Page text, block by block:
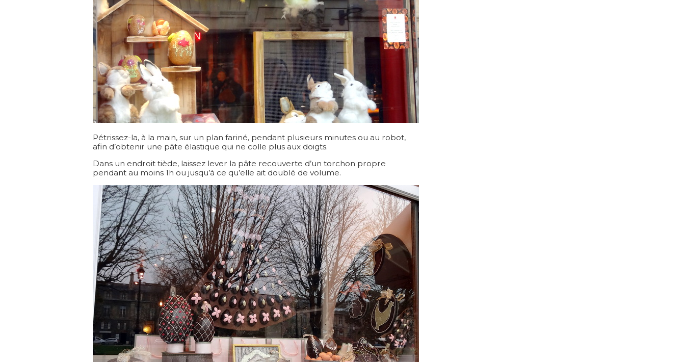
Pétrissez-la, à la main, sur un plan fariné, pendant plusieurs minutes ou au robot,
afin d’obtenir une pâte élastique qui ne colle plus aux doigts.
Dans un endroit tiède, laissez lever la pâte recouverte d’un torchon propre
pendant au moins 1h ou jusqu’à ce qu’elle ait doublé de volume.